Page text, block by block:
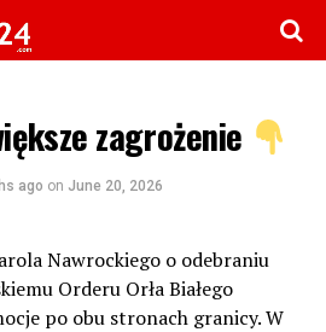
zagrożenie
ago on June 20, 2026
Nawrockiego o odebraniu
Orderu Orła Białego
po obu stronach granicy. W